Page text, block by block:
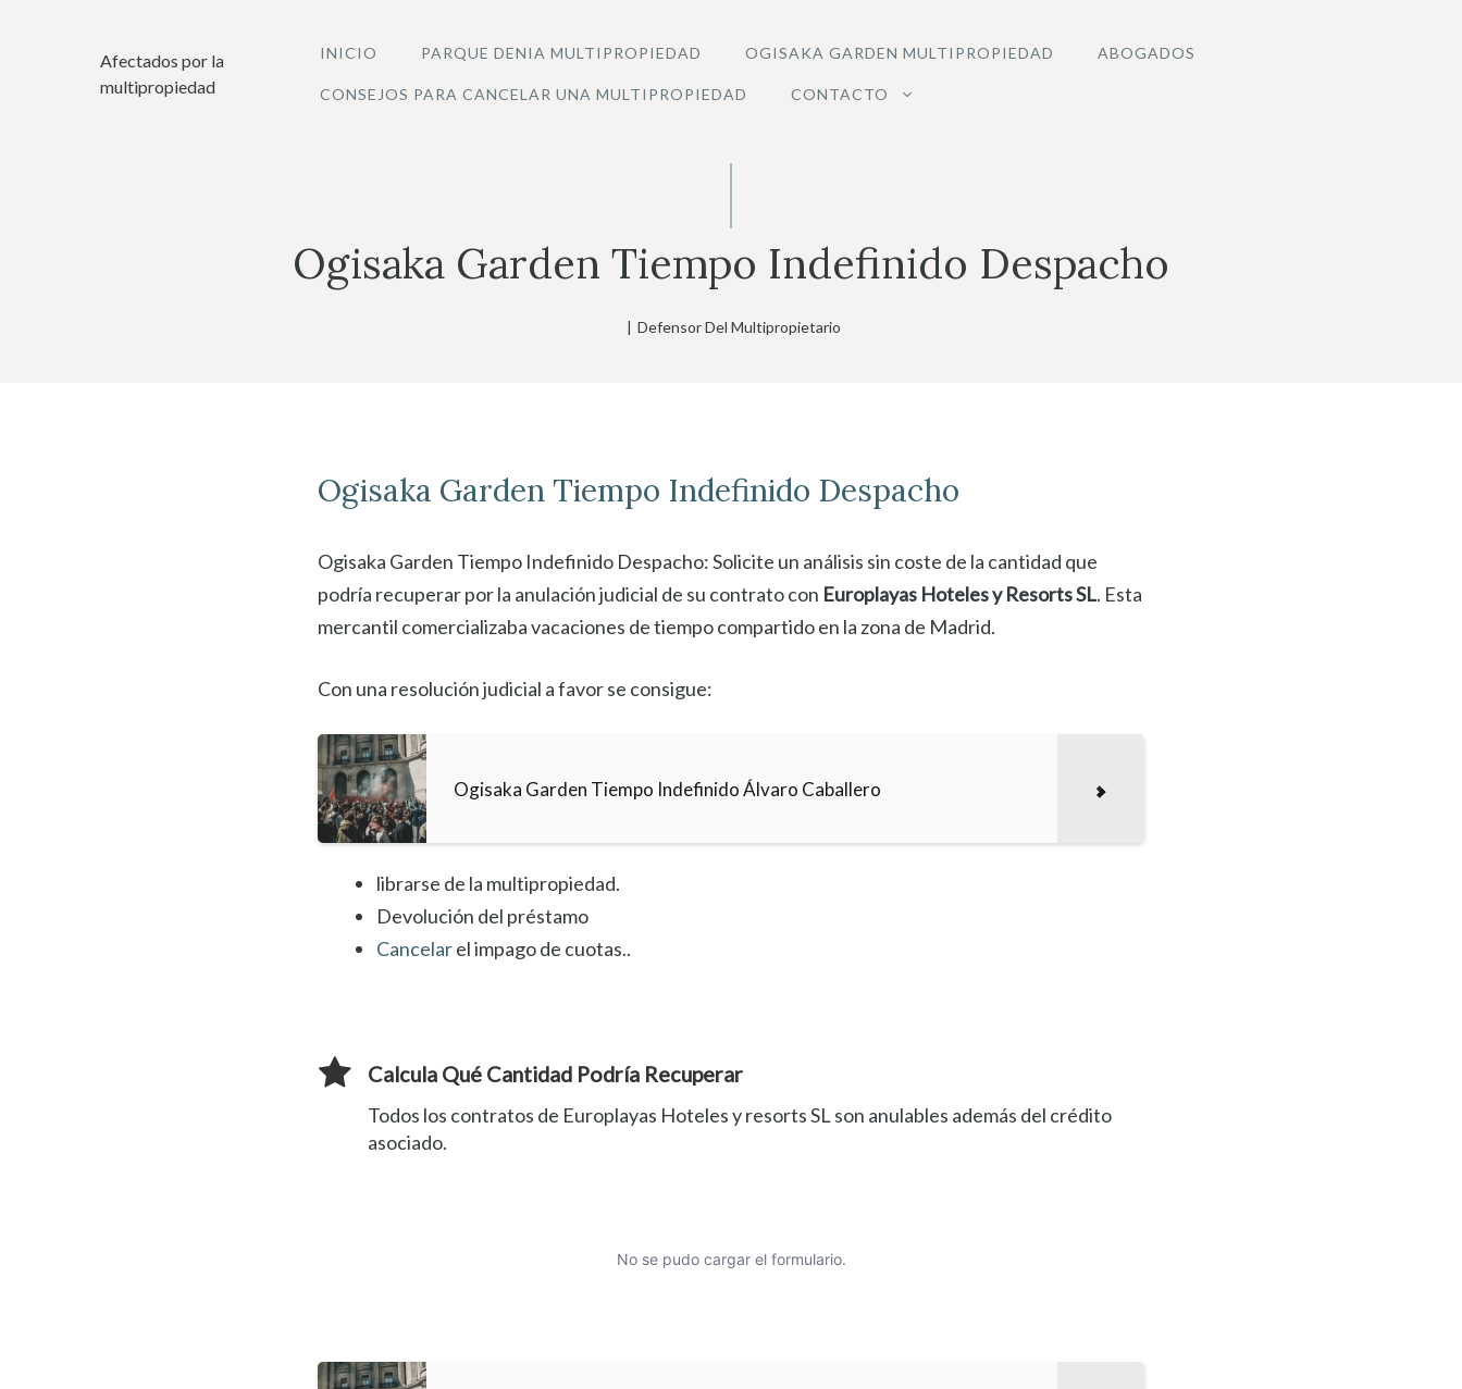
Afectados por la
multipropiedad
INICIO PARQUE DENIA MULTIPROPIEDAD OGISAKA GARDEN MULTIPROPIEDAD ABOGADOS
CONSEJOS PARA CANCELAR UNA MULTIPROPIEDAD CONTACTO
Ogisaka Garden Tiempo Indefinido Despacho
| Defensor Del Multipropietario
Ogisaka Garden Tiempo Indefinido Despacho
Ogisaka Garden Tiempo Indefinido Despacho: Solicite un análisis sin coste de la cantidad que
podría recuperar por la anulación judicial de su contrato con Europlayas Hoteles y Resorts SL. Esta
mercantil comercializaba vacaciones de tiempo compartido en la zona de Madrid.
Con una resolución judicial a favor se consigue:
Ogisaka Garden Tiempo Indefinido Álvaro Caballero
librarse de la multipropiedad.
Devolución del préstamo
Cancelarel impago de cuotas..
Calcula Qué Cantidad Podría Recuperar
Todos los contratos de Europlayas Hoteles y resorts SL son anulables además del crédito
asociado.
No se pudo cargar el formulario.